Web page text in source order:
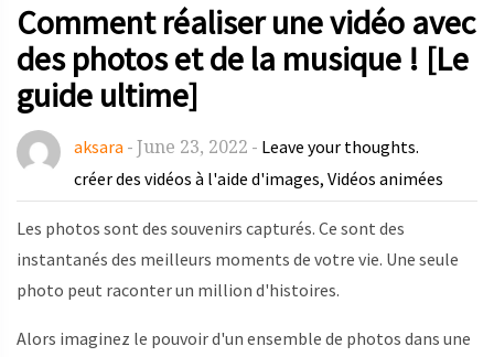
Comment réaliser une vidéo avec
des photos et de la musique ! [Le
guide ultime]
aksara - June 23, 2022 - Leave your thoughts.
créer des vidéos à l'aide d'images, Vidéos animées
Les photos sont des souvenirs capturés. Ce sont des
instantanés des meilleurs moments de votre vie. Une seule
photo peut raconter un million d'histoires.
Alors imaginez le pouvoir d'un ensemble de photos dans une